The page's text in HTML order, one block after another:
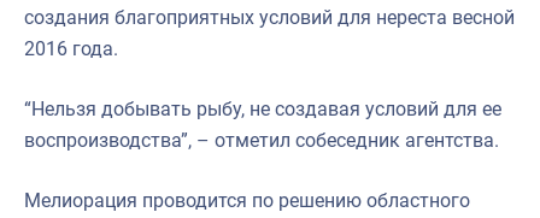
создания благоприятных условий для нереста весной
2016 года.
“Нельзя добывать рыбу, не создавая условий для ее
воспроизводства”, – отметил собеседник агентства.
Мелиорация проводится по решению областного